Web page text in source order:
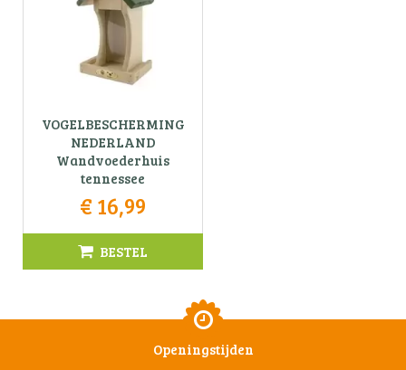
VOGELBESCHERMING
NEDERLAND
Wandvoederhuis
tennessee
€ 16,99
BESTEL
Openingstijden